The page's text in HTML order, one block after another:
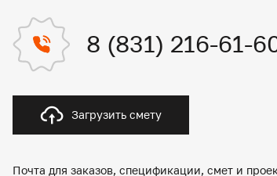
8 (831) 216-61-
Загрузить смету
Почта для заказов, спецификации, смет и